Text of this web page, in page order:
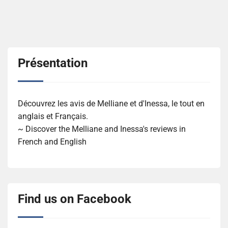
Présentation
Découvrez les avis de Melliane et d'Inessa, le tout en
anglais et Français.
~ Discover the Melliane and Inessa's reviews in
French and English
Find us on Facebook